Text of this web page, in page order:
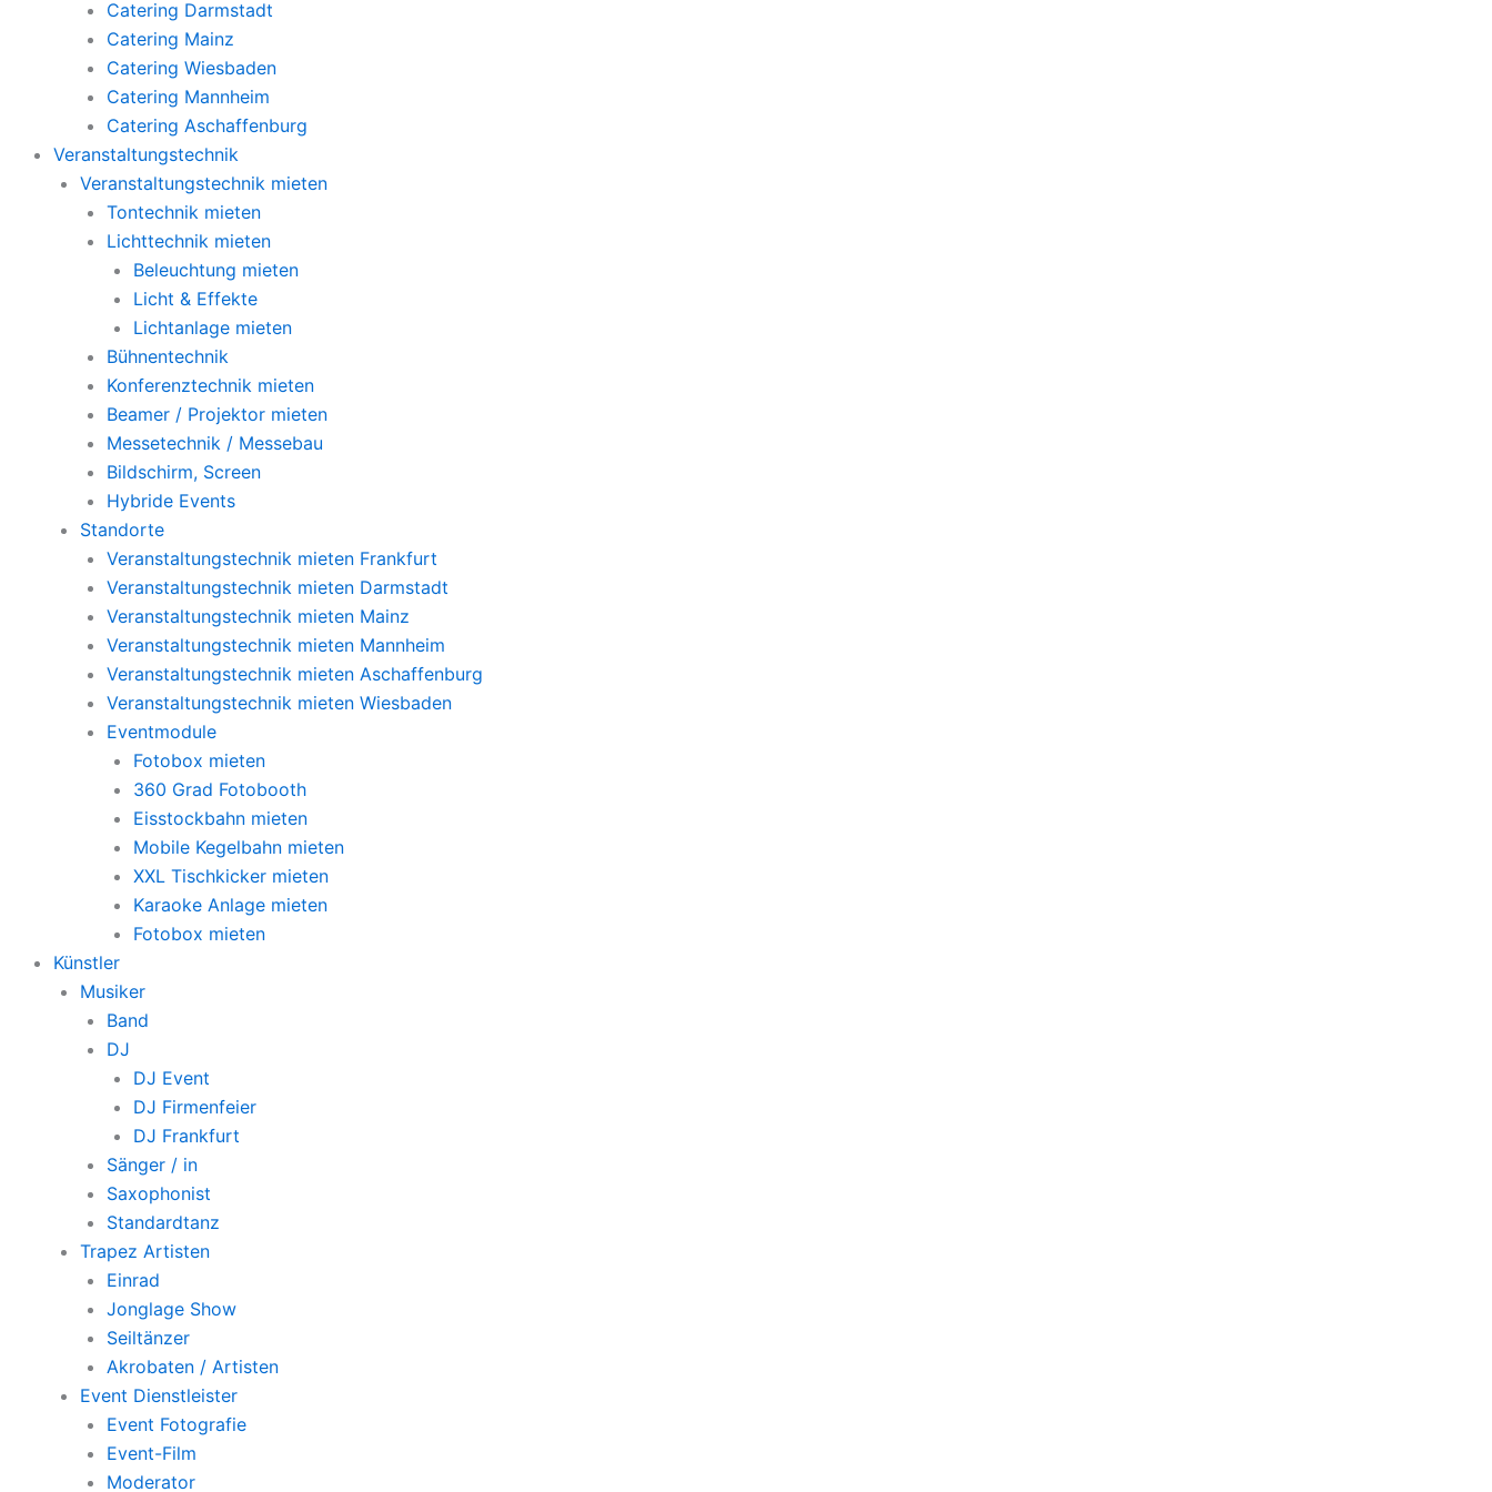
Catering Darmstadt
Catering Mainz
Catering Wiesbaden
Catering Mannheim
Catering Aschaffenburg
Veranstaltungstechnik
Veranstaltungstechnik mieten
Tontechnik mieten
Lichttechnik mieten
Beleuchtung mieten
Licht & Effekte
Lichtanlage mieten
Bühnentechnik
Konferenztechnik mieten
Beamer / Projektor mieten
Messetechnik / Messebau
Bildschirm, Screen
Hybride Events
Standorte
Veranstaltungstechnik mieten Frankfurt
Veranstaltungstechnik mieten Darmstadt
Veranstaltungstechnik mieten Mainz
Veranstaltungstechnik mieten Mannheim
Veranstaltungstechnik mieten Aschaffenburg
Veranstaltungstechnik mieten Wiesbaden
Eventmodule
Fotobox mieten
360 Grad Fotobooth
Eisstockbahn mieten
Mobile Kegelbahn mieten
XXL Tischkicker mieten
Karaoke Anlage mieten
Fotobox mieten
Künstler
Musiker
Band
DJ
DJ Event
DJ Firmenfeier
DJ Frankfurt
Sänger / in
Saxophonist
Standardtanz
Trapez Artisten
Einrad
Jonglage Show
Seiltänzer
Akrobaten / Artisten
Event Dienstleister
Event Fotografie
Event-Film
Moderator